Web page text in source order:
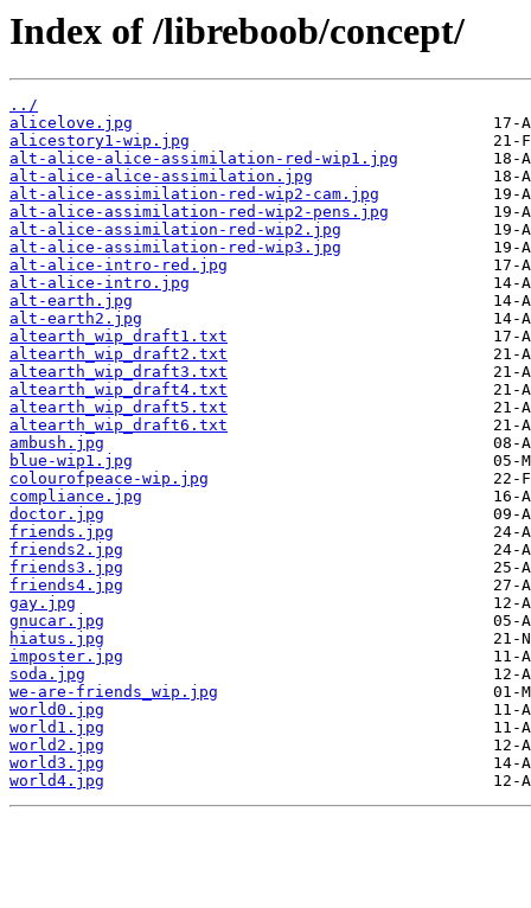
Index of /libreboob/concept/
../
alicelove.jpg
alicestory1-wip.jpg
alt-alice-alice-assimilation-red-wip1.jpg
alt-alice-alice-assimilation.jpg
alt-alice-assimilation-red-wip2-cam.jpg
alt-alice-assimilation-red-wip2-pens.jpg
alt-alice-assimilation-red-wip2.jpg
alt-alice-assimilation-red-wip3.jpg
alt-alice-intro-red.jpg
alt-alice-intro.jpg
alt-earth.jpg
alt-earth2.jpg
altearth_wip_draft1.txt
altearth_wip_draft2.txt
altearth_wip_draft3.txt
altearth_wip_draft4.txt
altearth_wip_draft5.txt
altearth_wip_draft6.txt
ambush.jpg
blue-wip1.jpg
colourofpeace-wip.jpg
compliance.jpg
doctor.jpg
friends.jpg
friends2.jpg
friends3.jpg
friends4.jpg
gay.jpg
gnucar.jpg
hiatus.jpg
imposter.jpg
soda.jpg
we-are-friends_wip.jpg
world0.jpg
world1.jpg
world2.jpg
world3.jpg
world4.jpg